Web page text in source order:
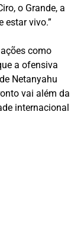
o Grande, a
estar vivo.”
como
a ofensiva
Netanyahu
vai além da
internacional